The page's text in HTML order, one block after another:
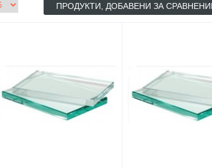
ПРОДУКТИ, ДОБАВЕНИ ЗА